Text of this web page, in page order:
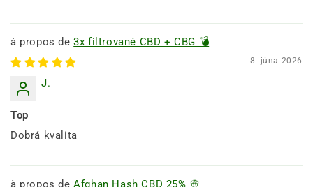
3x filtrované CBD + CBG 💣
8. júna 2026
J.
Top
Dobrá kvalita
Afghan Hash CBD 25% 👳